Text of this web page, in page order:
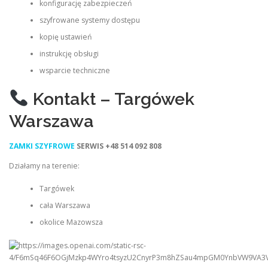
konfigurację zabezpieczeń
szyfrowane systemy dostępu
kopię ustawień
instrukcję obsługi
wsparcie techniczne
Kontakt – Targówek
Warszawa
ZAMKI SZYFROWE SERWIS +48 514 092 808
Działamy na terenie:
Targówek
cała Warszawa
okolice Mazowsza